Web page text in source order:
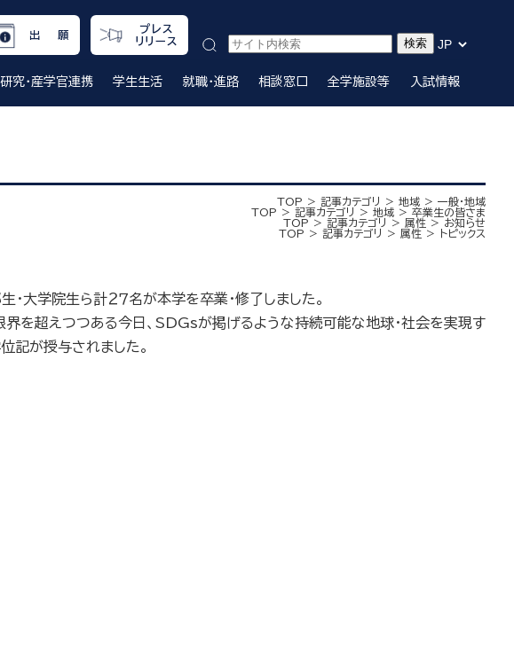
出 願
プレス
リリース
研究・産学官連携 学生生活 就職・進路 相談窓口 全学施設等 入試情報
TOP 記事カテゴリ 地域
一般・地域
TOP
記事カテゴリ 地域
卒業生の皆さま
TOP
記事カテゴリ 属性
お知らせ
TOP
記事カテゴリ 属性 トピックス
大学院生ら計２７名が本学を卒業・修了しました。
を超えつつある今日、SDGsが掲げるような持続可能な地球・社会を実現す
記が授与されました。